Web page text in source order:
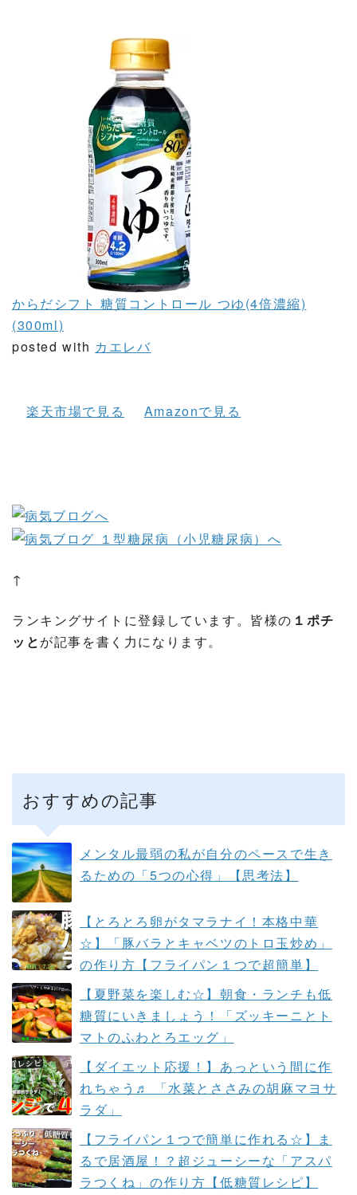
からだシフト 糖質コントロール つゆ(4倍濃縮)
(300ml)
posted with カエレバ
楽天市場で見る Amazonで見る
↑
ランキングサイトに登録しています。皆様の １ポチ
ッとが記事を書く力になります。
おすすめの記事
メンタル最弱の私が自分のペースで生き
るための「5つの心得」【思考法】
【とろとろ卵がタマラナイ！本格中華
☆】「豚バラとキャベツのトロ玉炒め」
の作り方【フライパン１つで超簡単】
【夏野菜を楽しむ☆】朝食・ランチも低
糖質にいきましょう！「ズッキーニとト
マトのふわとろエッグ」
【ダイエット応援！】あっという間に作
れちゃう♬ 「水菜とささみの胡麻マヨサ
ラダ」
【フライパン１つで簡単に作れる☆】ま
るで居酒屋！？超ジューシーな「アスパ
ラつくね」の作り方【低糖質レシピ】